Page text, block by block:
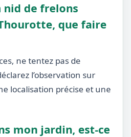
nid de frelons
que faire
ne tentez pas de
l’observation sur
localisation précise et une
mon jardin, est-ce